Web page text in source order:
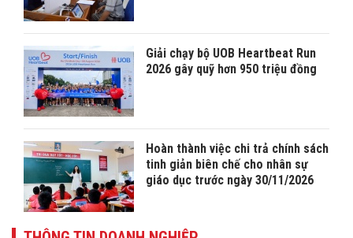
Giải chạy bộ UOB Heartbeat Run
2026 gây quỹ hơn 950 triệu đồng
Hoàn thành việc chi trả chính sách
tinh giản biên chế cho nhân sự
giáo dục trước ngày 30/11/2026